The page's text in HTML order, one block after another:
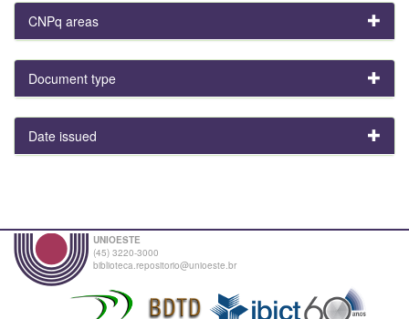
CNPq areas
Document type
Date issued
UNIOESTE
(45) 3220-3000
biblioteca.repositorio@unioeste.br